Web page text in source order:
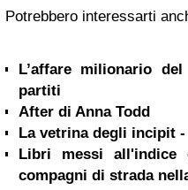
Potrebbero interessarti
L’affare milionario
partiti
After di Anna Todd
La vetrina degli incipit -
Libri messi
compagni di strada